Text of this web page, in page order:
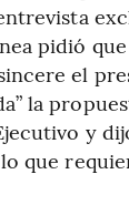
pidió
el
la
y
que